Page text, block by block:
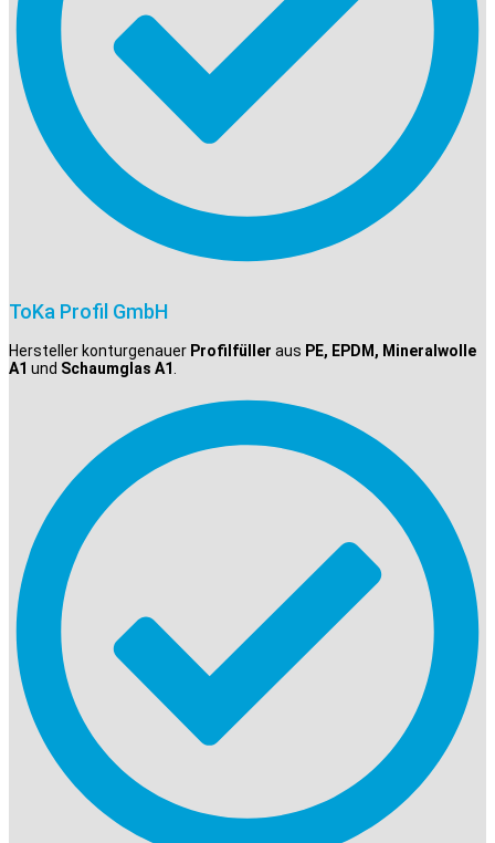
ToKa Profil GmbH
Hersteller konturgenauer Profilfüller aus PE, EPDM, Mineralwolle
A1 und Schaumglas A1.